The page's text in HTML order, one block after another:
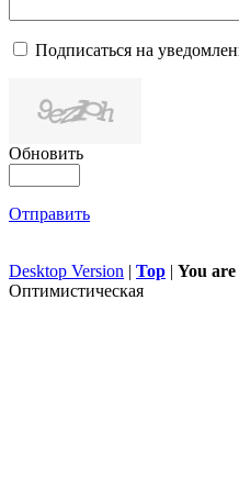
Подписаться на
Обновить
Отправить
Desktop Version | Top | You are
Оптимистическая